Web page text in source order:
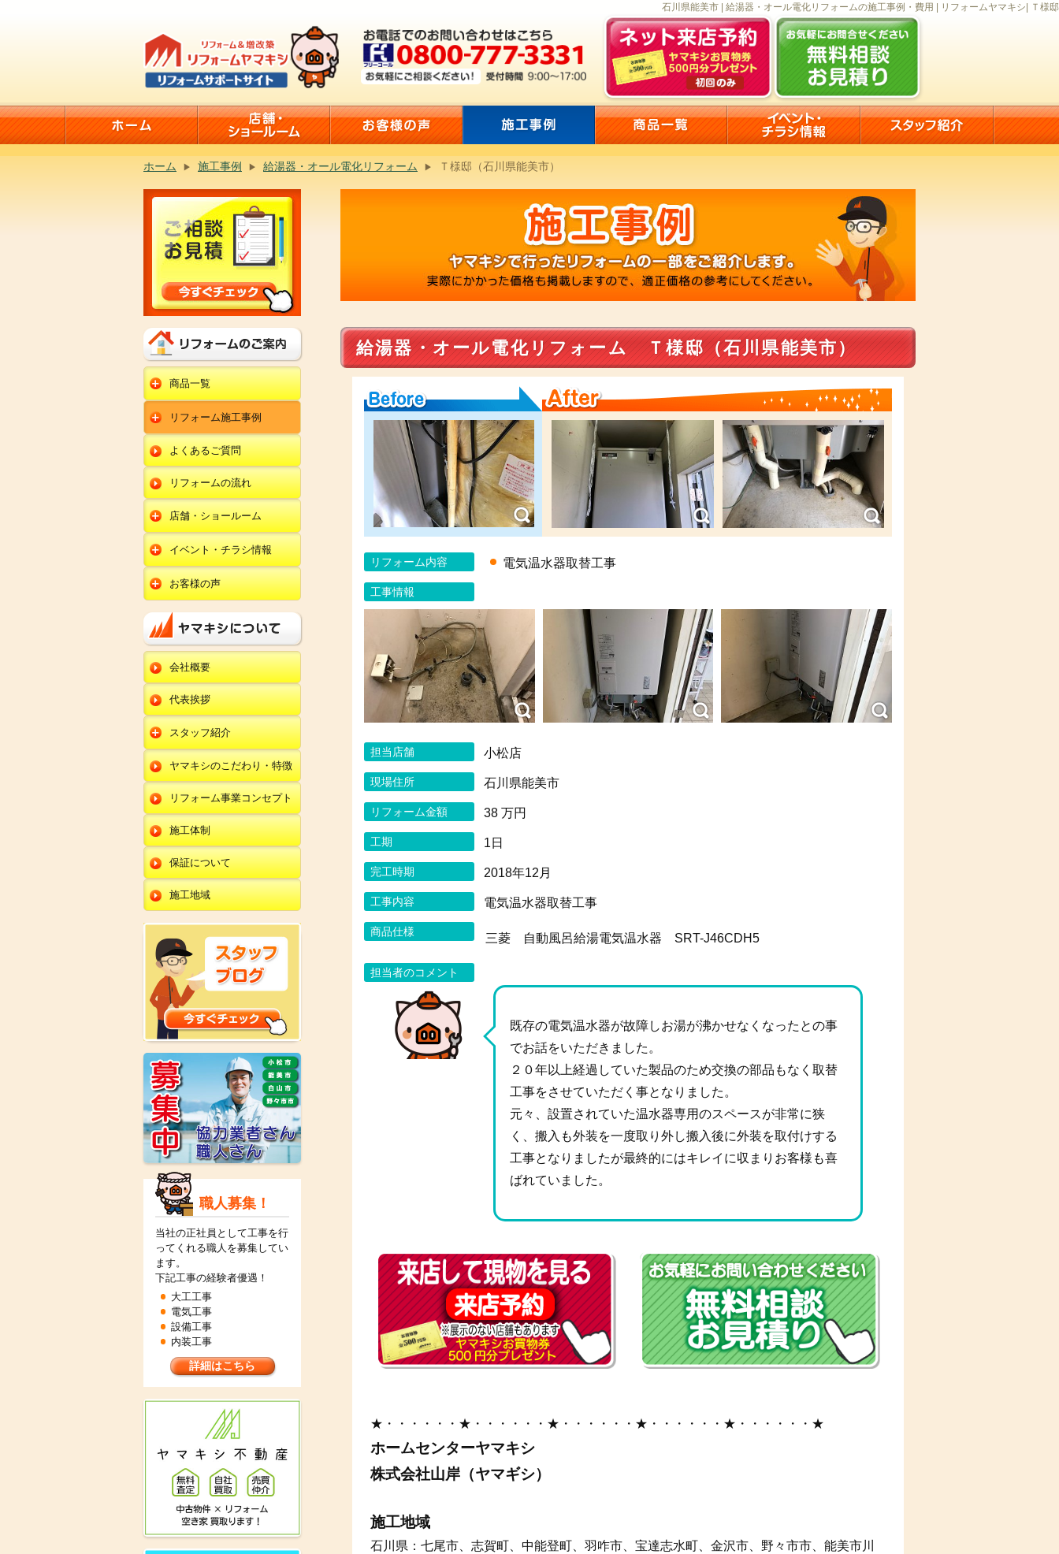
石川県能美市 | 給湯器・オール電化リフォームの施工事例・費用 | リフォームヤマキシ| Ｔ様邸
ホーム 施工事例 給湯器・オール電化リフォーム Ｔ様邸（石川県能美市）
給湯器・オール電化リフォーム Ｔ様邸（石川県能美市）
Before
リフォーム内容 電気温水器取替工事
工事情報
担当店舗 小松店
現場住所 石川県能美市
リフォーム金額 38 万円
工期 1日
完工時期 2018年12月
工事内容 電気温水器取替工事
商品仕様 三菱 自動風呂給湯電気温水器 SRT-J46CDH5
担当者のコメント
既存の電気温水器が故障しお湯が沸かせなくなったとの事
でお話をいただきました。
２０年以上経過していた製品のため交換の部品もなく取替
工事をさせていただく事となりました。
元々、設置されていた温水器専用のスペースが非常に狭
く、搬入も外装を一度取り外し搬入後に外装を取付けする
工事となりましたが最終的にはキレイに収まりお客様も喜
ばれていました。
★・・・・・・★・・・・・・★・・・・・・★・・・・・・★・・・・・・★
ホームセンターヤマキシ
株式会社山岸（ヤマギシ）
施工地域
石川県：七尾市、志賀町、中能登町、羽咋市、宝達志水町、金沢市、野々市市、能美市川
商品一覧
水回りリフォーム
キッチンリフォーム
ユニットバスリフォー
ム
トイレリフォーム
洗面化粧台リフォー
ム
オール電化セット
エコキュート
給湯器
エクステリア
外壁塗装
内装リフォーム
リフォーム施工事例
キッチン
ユニットバス
トイレ
洗面化粧台
エクステリア
外壁塗装・外装工事
改装・内装リフォー
ム
修理・小工事
全面リフォーム
よくあるご質問
リフォームの流れ
店舗・ショールーム
田鶴浜店
金沢野々市店
川北店
小松店
新加賀店
金津店
朝日店
羽咋店
金沢田上店
イベント・チラシ情報
田鶴浜店
金沢野々市店
小松店
新加賀店
金津店
朝日店
羽咋店
金沢田上店
お客様の声
キッチン
ユニットバス
トイレ
洗面化粧台
オール電化・給湯器
エクステリア
外壁塗装・外壁工事
改装・内装リフォー
ム
修理・小工事
全面リフォーム
会社概要
代表挨拶
スタッフ紹介
本部
田鶴浜店
金沢野々市店
川北店
小松店
新加賀店
金津店
朝日店
羽咋店
金沢田上店
ヤマキシのこだわり・特徴
リフォーム事業コンセプト
施工体制
保証について
施工地域
職人募集！
当社の正社員として工事を行
ってくれる職人を募集してい
ます。
下記工事の経験者優遇！
大工工事
電気工事
設備工事
内装工事
詳細はこちら